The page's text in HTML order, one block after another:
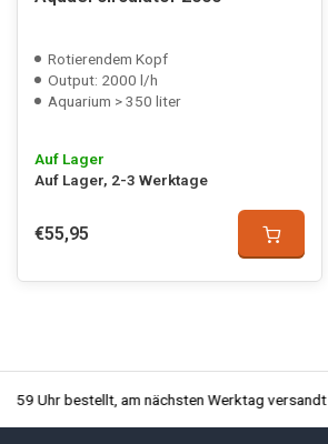
Rotierendem Kopf
Output: 2000 l/h
Aquarium > 350 liter
Auf Lager
Auf Lager, 2-3 Werktage
€55,95
Uhr bestellt, am nächsten Werktag versandt